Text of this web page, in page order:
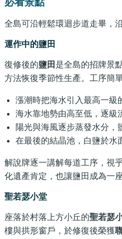
全島可沿輕鬆環迴步道走畢，
運作中的鹽田
復修後的鹽田 是全島的招牌景
方法恢復季節性生產。工序簡
漲潮時把海水引入最高一級
海水靠地勢由高至低，逐級
陽光與海風逐步蒸發水分，
在最後的結晶池，白鹽於水
解說牌逐一講解每道工序，視
化遺產肯定，也讓鹽田成為一
聖若瑟小堂
座落於村落上方小丘的聖若瑟
樓與拱形窗戶，於修復後榮獲